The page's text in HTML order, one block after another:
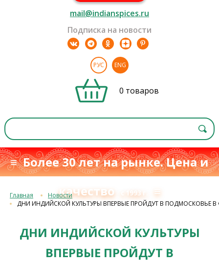
mail@indianspices.ru
Подписка на новости
РУС ENG
0 товаров
≡ Более 30 лет на рынке. Цена и
качество
с 1993 г. ≡
Главная
Новости
ДНИ ИНДИЙСКОЙ КУЛЬТУРЫ ВПЕРВЫЕ ПРОЙДУТ В ПОДМОСКОВЬЕ В
ДНИ ИНДИЙСКОЙ КУЛЬТУРЫ
ВПЕРВЫЕ ПРОЙДУТ В